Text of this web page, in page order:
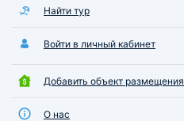
Найти тур
Войти в личный кабинет
Добавить объект размещения
О нас